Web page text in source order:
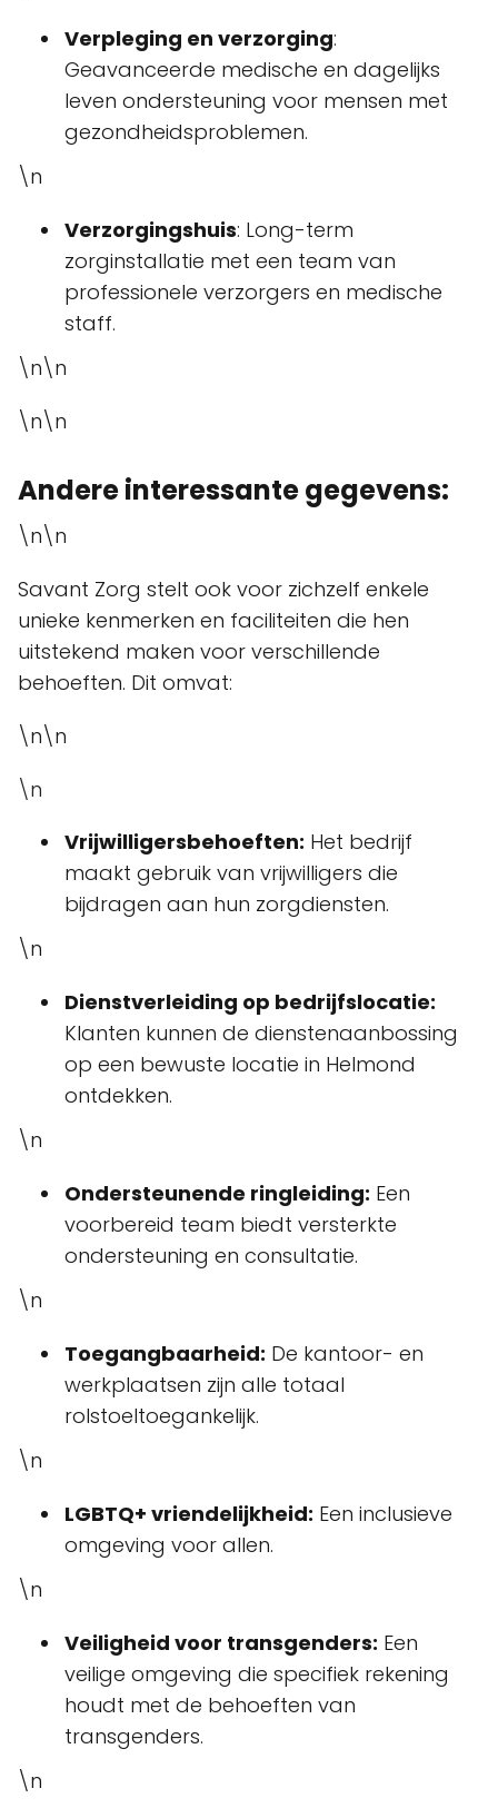
Verpleging en verzorging:
Geavanceerde medische en dagelijks
leven ondersteuning voor mensen met
gezondheidsproblemen.
\n
Verzorgingshuis: Long-term
zorginstallatie met een team van
professionele verzorgers en medische
staff.
\n\n
\n\n
Andere interessante gegevens:
\n\n
Savant Zorg stelt ook voor zichzelf enkele
unieke kenmerken en faciliteiten die hen
uitstekend maken voor verschillende
behoeften. Dit omvat:
\n\n
\n
Vrijwilligersbehoeften: Het bedrijf
maakt gebruik van vrijwilligers die
bijdragen aan hun zorgdiensten.
\n
Dienstverleiding op bedrijfslocatie:
Klanten kunnen de dienstenaanbossing
op een bewuste locatie in Helmond
ontdekken.
\n
Ondersteunende ringleiding: Een
voorbereid team biedt versterkte
ondersteuning en consultatie.
\n
Toegangbaarheid: De kantoor- en
werkplaatsen zijn alle totaal
rolstoeltoegankelijk.
\n
LGBTQ+ vriendelijkheid: Een inclusieve
omgeving voor allen.
\n
Veiligheid voor transgenders: Een
veilige omgeving die specifiek rekening
houdt met de behoeften van
transgenders.
\n